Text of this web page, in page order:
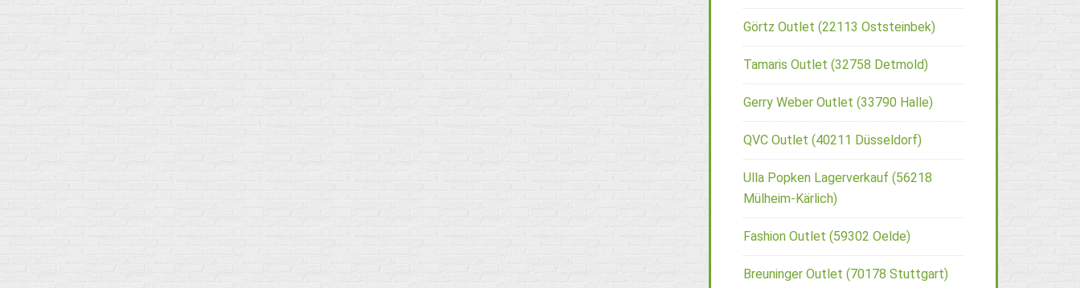
Görtz Outlet (22113 Oststeinbek)
Tamaris Outlet (32758 Detmold)
Gerry Weber Outlet (33790 Halle)
QVC Outlet (40211 Düsseldorf)
Ulla Popken Lagerverkauf (56218
Mülheim-Kärlich)
Fashion Outlet (59302 Oelde)
Breuninger Outlet (70178 Stuttgart)